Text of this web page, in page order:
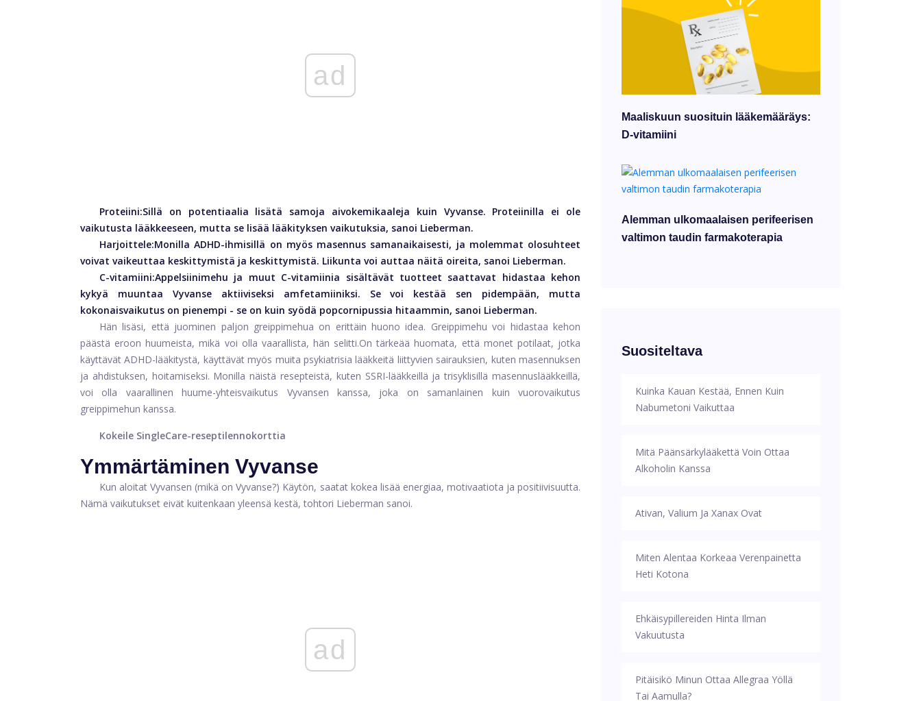
ad
Proteiini:Sillä on potentiaalia lisätä samoja aivokemikaaleja kuin Vyvanse. Proteiinilla ei ole
vaikutusta lääkkeeseen, mutta se lisää lääkityksen vaikutuksia, sanoi Lieberman.
Harjoittele:Monilla ADHD-ihmisillä on myös masennus samanaikaisesti, ja molemmat olosuhteet
voivat vaikeuttaa keskittymistä ja keskittymistä. Liikunta voi auttaa näitä oireita, sanoi Lieberman.
C-vitamiini:Appelsiinimehu ja muut C-vitamiinia sisältävät tuotteet saattavat hidastaa kehon
kykyä muuntaa Vyvanse aktiiviseksi amfetamiiniksi. Se voi kestää sen pidempään, mutta
kokonaisvaikutus on pienempi - se on kuin syödä popcornipussia hitaammin, sanoi Lieberman.
Hän lisäsi, että juominen paljon greippimehua on erittäin huono idea. Greippimehu voi hidastaa kehon
päästä eroon huumeista, mikä voi olla vaarallista, hän selitti.On tärkeää huomata, että monet potilaat, jotka
käyttävät ADHD-lääkitystä, käyttävät myös muita psykiatrisia lääkkeitä liittyvien sairauksien, kuten masennuksen
ja ahdistuksen, hoitamiseksi. Monilla näistä resepteistä, kuten SSRI-lääkkeillä ja trisyklisillä masennuslääkkeillä,
voi olla vaarallinen huume-yhteisvaikutus Vyvansen kanssa, joka on samanlainen kuin vuorovaikutus
greippimehun kanssa.
Kokeile SingleCare-reseptilennokorttia
Ymmärtäminen Vyvanse
Kun aloitat Vyvansen (mikä on Vyvanse?) Käytön, saatat kokea lisää energiaa, motivaatiota ja positiivisuutta.
Nämä vaikutukset eivät kuitenkaan yleensä kestä, tohtori Lieberman sanoi.
ad
Maaliskuun suosituin lääkemääräys:
D-vitamiini
Alemman ulkomaalaisen perifeerisen
valtimon taudin farmakoterapia
Suositeltava
Kuinka Kauan Kestää, Ennen Kuin
Nabumetoni Vaikuttaa
Mitä Päänsärkylääkettä Voin Ottaa
Alkoholin Kanssa
Ativan, Valium Ja Xanax Ovat
Miten Alentaa Korkeaa Verenpainetta
Heti Kotona
Ehkäisypillereiden Hinta Ilman
Vakuutusta
Pitäisikö Minun Ottaa Allegraa Yöllä
Tai Aamulla?